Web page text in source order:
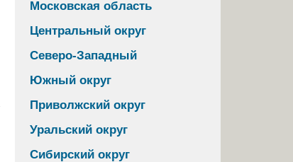
Московская область
Центральный округ
Северо-Западный
Южный округ
Приволжский округ
Уральский округ
Сибирский округ